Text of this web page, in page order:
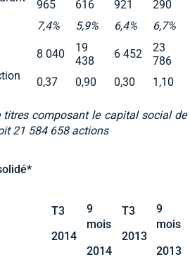
965
616
921
290
7,4% 5,9% 6,4% 6,7%
8 040
19
438
6 452
23
786
0,37 0,90 0,30 1,10
titres composant le capital social de
21 584 658 actions
T3
2014
9
mois
2014
T3
2013
9
mois
2013